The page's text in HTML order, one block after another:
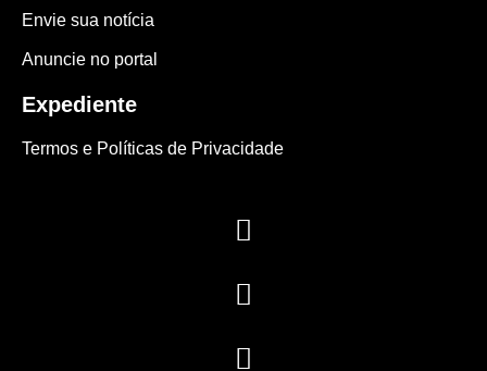
Envie sua notícia
Anuncie no portal
Expediente
Termos e Políticas de Privacidade